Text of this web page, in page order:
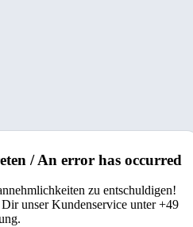
/ An error has occurred
zu entschuldigen!
unser Kundenservice unter +49